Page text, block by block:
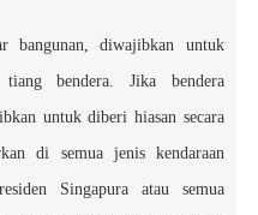
bangunan, diwajibkan untuk
bendera. Jika bendera
untuk diberi hiasan secara
di semua jenis kendaraan
Singapura atau semua